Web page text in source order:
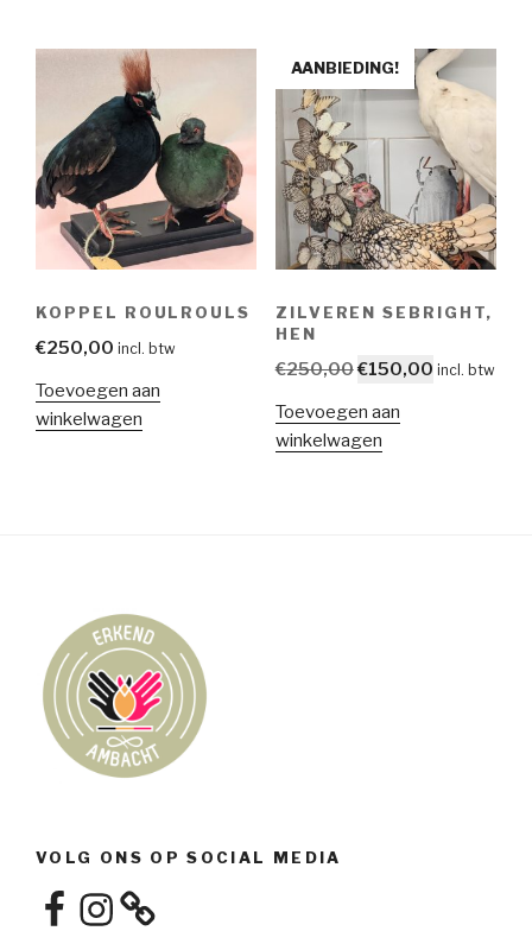
KOPPEL ROULROULS
€250,00 incl. btw
Toevoegen aan
winkelwagen
AANBIEDING!
ZILVEREN SEBRIGHT,
HEN
€250,00Oorspronkelijke
was:
€250,00.
€150,00Huidige
incl. btw
Toevoegen aan
winkelwagen
VOLG ONS OP SOCIAL MEDIA
FacebookInstagram